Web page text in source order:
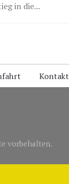
in die...
Kontakt
vorbehalten.